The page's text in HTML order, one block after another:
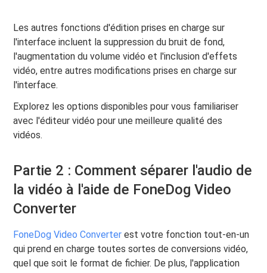
Les autres fonctions d'édition prises en charge sur
l'interface incluent la suppression du bruit de fond,
l'augmentation du volume vidéo et l'inclusion d'effets
vidéo, entre autres modifications prises en charge sur
l'interface.
Explorez les options disponibles pour vous familiariser
avec l'éditeur vidéo pour une meilleure qualité des
vidéos.
Partie 2 : Comment séparer l'audio de
la vidéo à l'aide de FoneDog Video
Converter
FoneDog Video Converter est votre fonction tout-en-un
qui prend en charge toutes sortes de conversions vidéo,
quel que soit le format de fichier. De plus, l'application